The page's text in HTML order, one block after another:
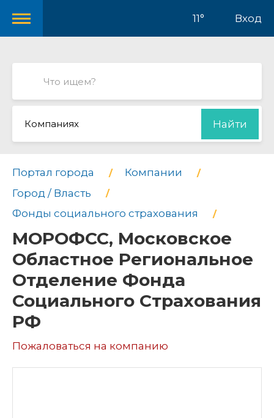
11° Вход
Компаниях Найти
Портал города
Компании
Город / Власть
Фонды социального страхования
МОРОФСС, Московское
Областное Региональное
Отделение Фонда
Социального Страхования
РФ
Пожаловаться на компанию